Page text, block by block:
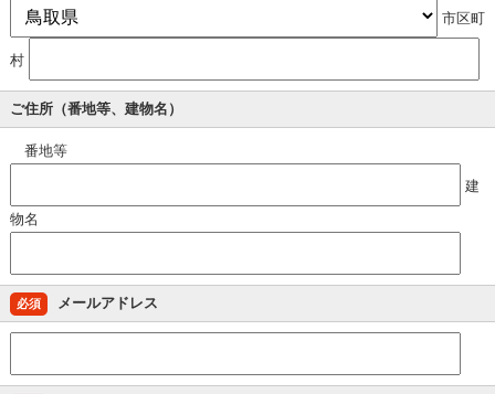
市区町
村
ご住所（番地等、建物名）
番地等
建
物名
必須 メールアドレス